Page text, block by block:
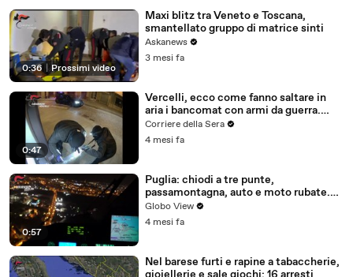
0:36 Prossimi video
Maxi blitz tra Veneto e Toscana,
smantellato gruppo di matrice sinti
Askanews
3 mesi fa
0:47
Vercelli, ecco come fanno saltare in
aria i bancomat con armi da guerra.
Incastrata la «banda della marmotta»
Corriere della Sera
4 mesi fa
0:57
Puglia: chiodi a tre punte,
passamontagna, auto e moto rubate.
Due arresti dei Carabinieri a Santeramo
in Colle
Globo View
4 mesi fa
Nel barese furti e rapine a tabaccherie,